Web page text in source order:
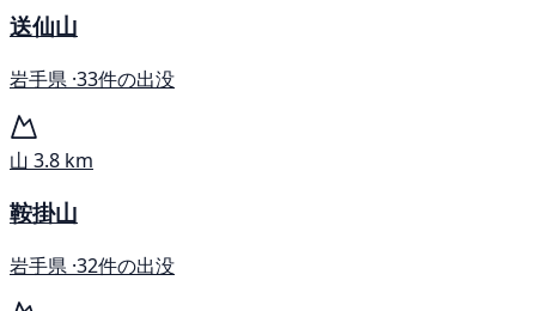
送仙山
岩手県 ·33件の出没
山 3.8 km
鞍掛山
岩手県 ·32件の出没